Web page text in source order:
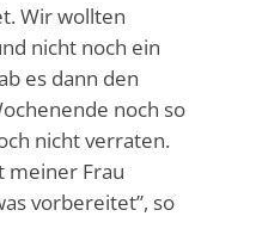
Wir wollten
nicht noch ein
es dann den
noch so
nicht verraten.
meiner Frau
vorbereitet”, so